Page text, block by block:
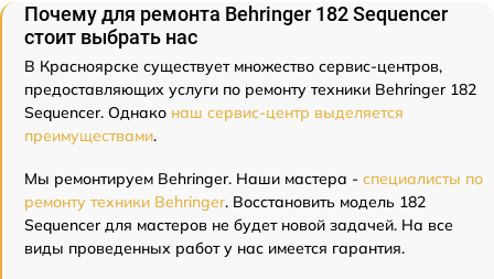
Почему для ремонта Behringer 182 Sequencer
стоит выбрать нас
В Красноярске существует множество сервис-центров,
предоставляющих услуги по ремонту техники Behringer 182
Sequencer. Однако наш сервис-центр выделяется
преимуществами.
Мы ремонтируем Behringer. Наши мастера - специалисты по
ремонту техники Behringer. Восстановить модель 182
Sequencer для мастеров не будет новой задачей. На все
виды проведенных работ у нас имеется гарантия.